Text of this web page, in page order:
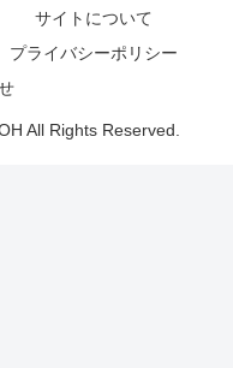
サイトについて
プライバシーポリシー
All Rights Reserved.